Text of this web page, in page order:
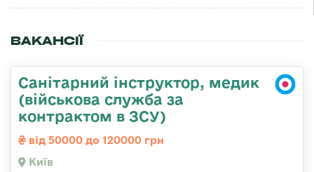
ВАКАНСІЇ
Санітарний інструктор, медик
(військова служба за
контрактом в ЗСУ)
від 50000 до 120000 грн
Київ